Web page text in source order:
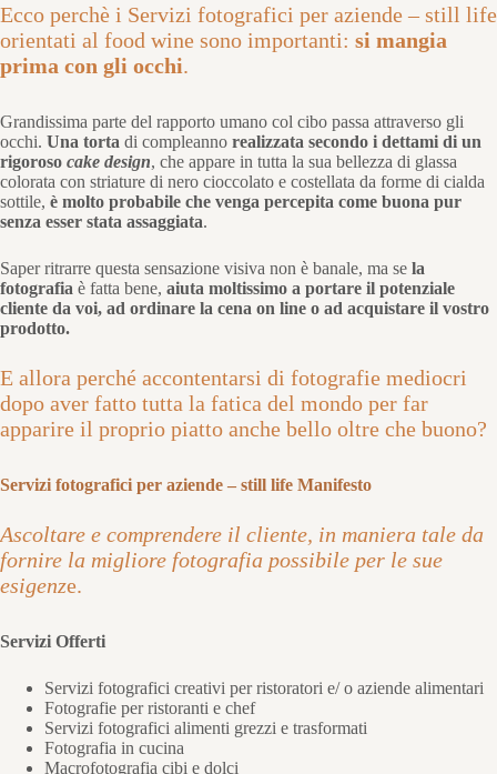
Ecco perchè i Servizi fotografici per aziende – still life
orientati al food wine sono importanti: si mangia
prima con gli occhi.
Grandissima parte del rapporto umano col cibo passa attraverso gli
occhi. Una torta di compleanno realizzata secondo i dettami di un
rigoroso cake design, che appare in tutta la sua bellezza di glassa
colorata con striature di nero cioccolato e costellata da forme di cialda
sottile, è molto probabile che venga percepita come buona pur
senza esser stata assaggiata.
Saper ritrarre questa sensazione visiva non è banale, ma se la
fotografia è fatta bene, aiuta moltissimo a portare il potenziale
cliente da voi, ad ordinare la cena on line o ad acquistare il vostro
prodotto.
E allora perché accontentarsi di fotografie mediocri
dopo aver fatto tutta la fatica del mondo per far
apparire il proprio piatto anche bello oltre che buono?
Servizi fotografici per aziende – still life Manifesto
Ascoltare e comprendere il cliente, in maniera tale da
fornire la migliore fotografia possibile per le sue
esigenze.
Servizi Offerti
Servizi fotografici creativi per ristoratori e/ o aziende alimentari
Fotografie per ristoranti e chef
Servizi fotografici alimenti grezzi e trasformati
Fotografia in cucina
Macrofotografia cibi e dolci